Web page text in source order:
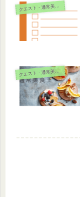
ク
エスト・通常美食王
ク
エスト・通常美食王